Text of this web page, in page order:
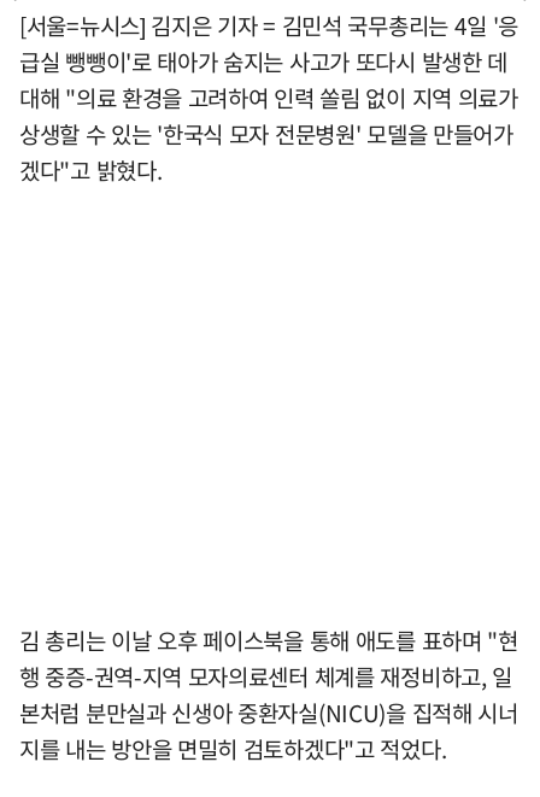
[서울=뉴시스] 김지은 기자 = 김민석 국무총리는 4일 '응
급실 뺑뺑이'로 태아가 숨지는 사고가 또다시 발생한 데
대해 "의료 환경을 고려하여 인력 쏠림 없이 지역 의료가
상생할 수 있는 '한국식 모자 전문병원' 모델을 만들어가
겠다"고 밝혔다.
김 총리는 이날 오후 페이스북을 통해 애도를 표하며 "현
행 중증-권역-지역 모자의료센터 체계를 재정비하고, 일
본처럼 분만실과 신생아 중환자실(NICU)을 집적해 시너
지를 내는 방안을 면밀히 검토하겠다"고 적었다.